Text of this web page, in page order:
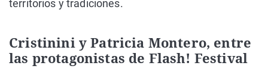
territorios y tradiciones.
Cristinini y Patricia Montero, entre
las protagonistas de Flash! Festival